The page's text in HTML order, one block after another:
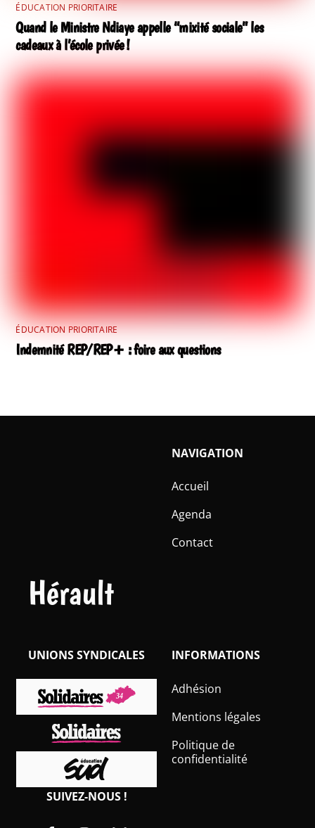
ÉDUCATION PRIORITAIRE
Quand le Ministre Ndiaye appelle “mixité sociale” les
cadeaux à l’école privée !
ÉDUCATION PRIORITAIRE
Indemnité REP/REP+ : foire aux questions
Hérault
NAVIGATION
Accueil
Agenda
Contact
INFORMATIONS
Adhésion
Mentions légales
Politique de
confidentialité
SUIVEZ-NOUS !
UNIONS SYNDICALES